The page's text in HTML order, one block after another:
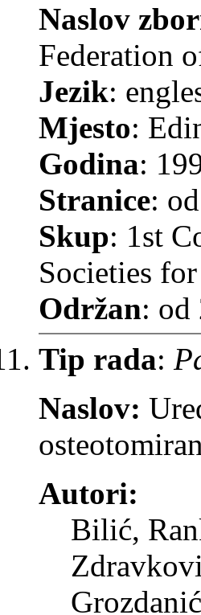
Naslov
Federation
Jezik:
Mjesto:
Godina:
Stranice:
Skup: 1st
Societies
Održan: od
Tip rada:
Naslov:
Autori:
Bilić,